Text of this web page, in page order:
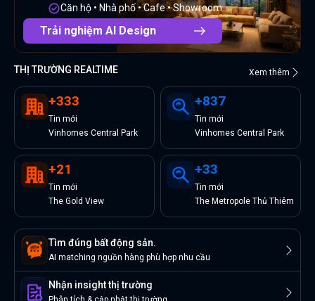
Căn hộ • Nhà phố • Cafe • Showroom
Trải nghiệm AI Design
THỊ TRƯỜNG REALTIME Xem thêm
+333
Tin mới
Vinhomes Central Park
+837
Tin mới
Vinhomes Central Park
+21
Tin mới
The Gold View
+33
Tin mới
The Metropole Thủ Thiêm
Tìm đúng bất động sản.
AI matching nguồn hàng phù hợp nhu cầu
Nhận insight thị trường